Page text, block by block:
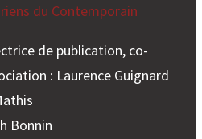
du Contemporain
de publication, co-
: Laurence Guignard
Bonnin